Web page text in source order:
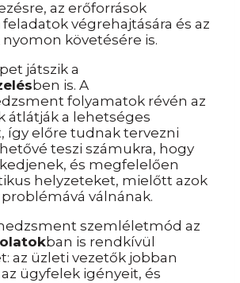
az erőforrások
feladatok végrehajtására és az
követésére is.
játszik a
ben is. A
folyamatok révén az
átlátják a lehetséges
így előre tudnak tervezni
teszi számukra, hogy
és megfelelően
helyzeteket, mielőtt azok
válnának.
szemléletmód az
ban is rendkívül
az üzleti vezetők jobban
ügyfelek igényeit, és